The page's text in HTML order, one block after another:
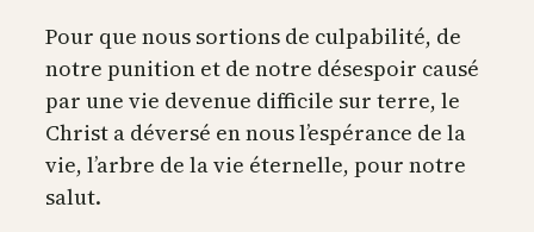
Pour que nous sortions de culpabilité, de
notre punition et de notre désespoir causé
par une vie devenue difficile sur terre, le
Christ a déversé en nous l’espérance de la
vie, l’arbre de la vie éternelle, pour notre
salut.